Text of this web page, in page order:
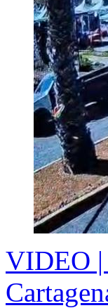
VIDEO |